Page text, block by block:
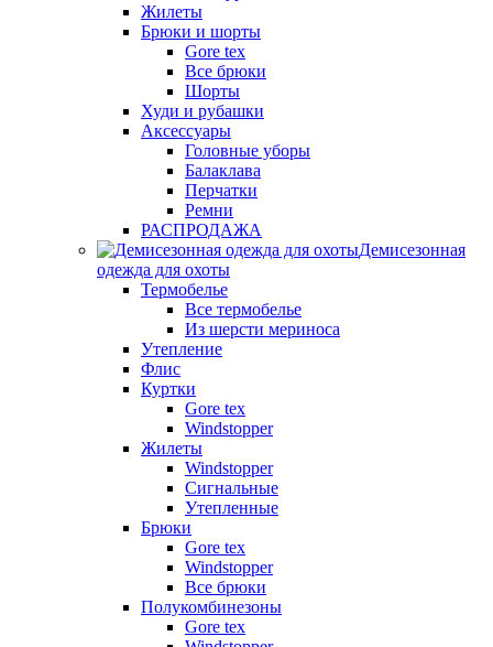
Жилеты
Брюки и шорты
Gore tex
Все брюки
Шорты
Худи и рубашки
Аксессуары
Головные уборы
Балаклава
Перчатки
Ремни
РАСПРОДАЖА
Демисезонная
одежда для охоты
Термобелье
Все термобелье
Из шерсти мериноса
Утепление
Флис
Куртки
Gore tex
Windstopper
Жилеты
Windstopper
Сигнальные
Утепленные
Брюки
Gore tex
Windstopper
Все брюки
Полукомбинезоны
Gore tex